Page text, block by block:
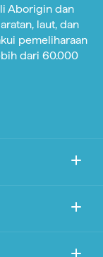
Aborigin dan
laut, dan
pemeliharaan
dari 60.000